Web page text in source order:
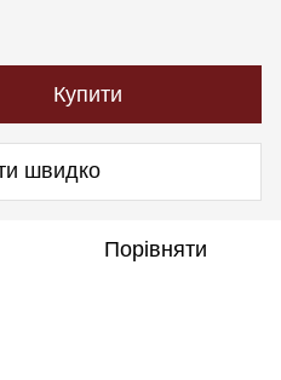
Купити
швидко
Порівняти